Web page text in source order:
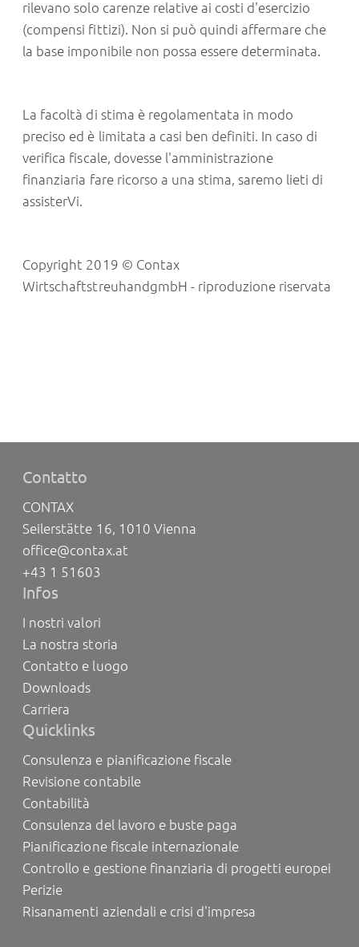
rilevano solo carenze relative ai costi d'esercizio
(compensi fittizi). Non si può quindi affermare che
la base imponibile non possa essere determinata.
La facoltà di stima è regolamentata in modo
preciso ed è limitata a casi ben definiti. In caso di
verifica fiscale, dovesse l'amministrazione
finanziaria fare ricorso a una stima, saremo lieti di
assisterVi.
Copyright 2019 © Contax
WirtschaftstreuhandgmbH - riproduzione riservata
Contatto
CONTAX
Seilerstätte 16, 1010 Vienna
office@contax.at
+43 1 51603
Infos
I nostri valori
La nostra storia
Contatto e luogo
Downloads
Carriera
Quicklinks
Consulenza e pianificazione fiscale
Revisione contabile
Contabilità
Consulenza del lavoro e buste paga
Pianificazione fiscale internazionale
Controllo e gestione finanziaria di progetti europei
Perizie
Risanamenti aziendali e crisi d'impresa